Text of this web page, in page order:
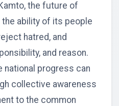
the future of
the ability of its people
hatred, and
and reason.
national progress can
collective awareness
to the common